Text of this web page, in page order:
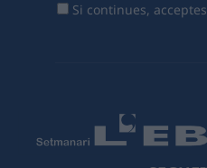
Si continues,